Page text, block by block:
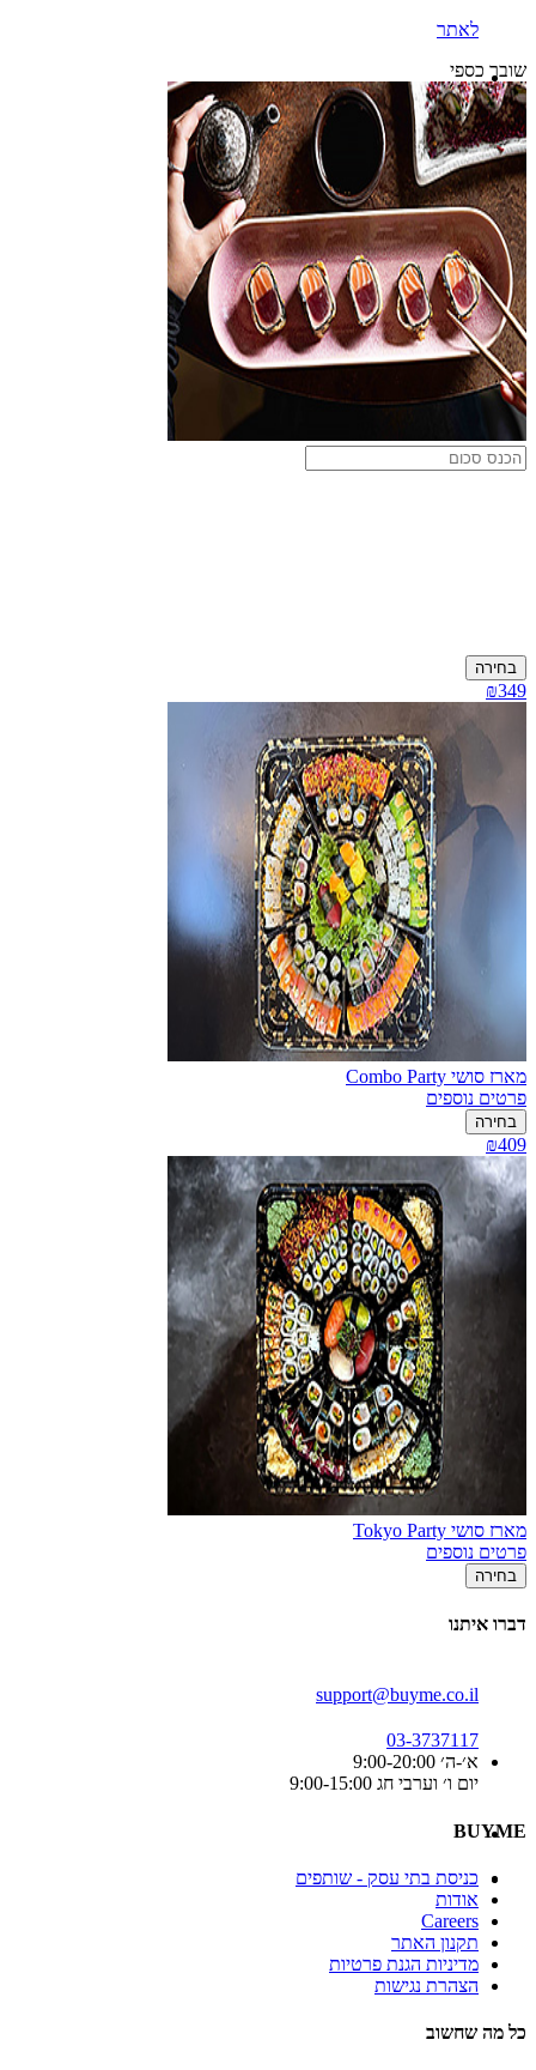
לאתר
שובר כספי
בחירה
₪349
מארז סושי Combo Party
פרטים נוספים
בחירה
₪409
מארז סושי Tokyo Party
פרטים נוספים
בחירה
דברו איתנו
support@buyme.co.il
03-3737117
א׳-ה׳ 9:00-20:00
יום ו׳ וערבי חג 9:00-15:00
BUYME
כניסת בתי עסק - שותפים
אודות
Careers
תקנון האתר
מדיניות הגנת פרטיות
הצהרת נגישות
כל מה שחשוב